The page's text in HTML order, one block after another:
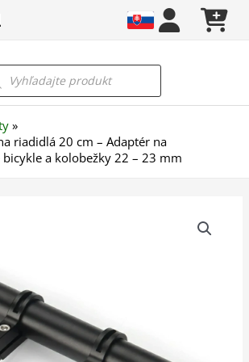
riadidlá 20 cm – Adaptér na
a kolobežky 22 – 23 mm